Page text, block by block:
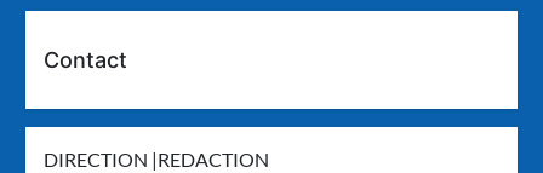
Contact
DIRECTION |REDACTION